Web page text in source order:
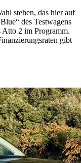
stehen, das hier auf
des Testwagens
2 im Programm.
gibt